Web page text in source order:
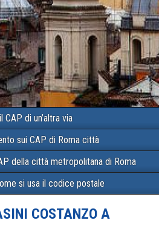
CAP di un’altra via
sui CAP di Roma città
della città metropolitana di Roma
si usa il codice postale
COSTANZO A